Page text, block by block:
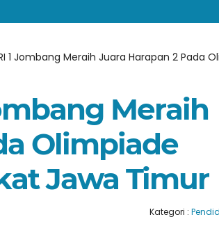
1 Jombang Meraih Juara Harapan 2
Meraih
Olimpiade
Jawa Timur
Kategori :